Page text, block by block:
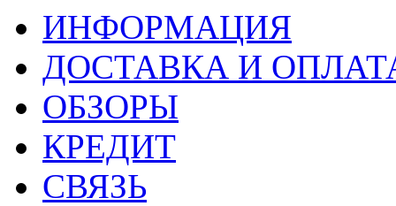
ИНФОРМАЦИЯ
ДОСТАВКА И
ОБЗОРЫ
КРЕДИТ
СВЯЗЬ